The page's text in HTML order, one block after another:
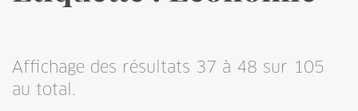
Vidéos
Affichage des résultats 37 à 48 sur 105
au total.